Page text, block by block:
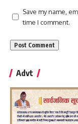
Save my name,
time I comment.
Advt